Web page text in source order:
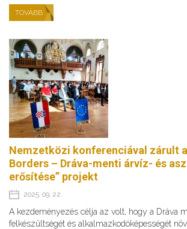
TOVÁBB
Nemzetközi konferenciával zárult
Borders – Dráva-menti árvíz- és
erősítése” projekt
2025. 09. 22.
A kezdeményezés célja az volt, hogy a Dráva
felkészültségét és alkalmazkodóképességét